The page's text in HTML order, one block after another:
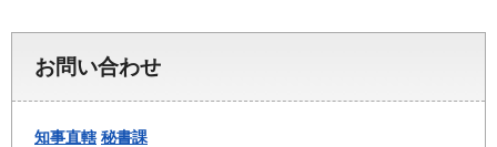
お問い合わせ
知事直轄 秘書課